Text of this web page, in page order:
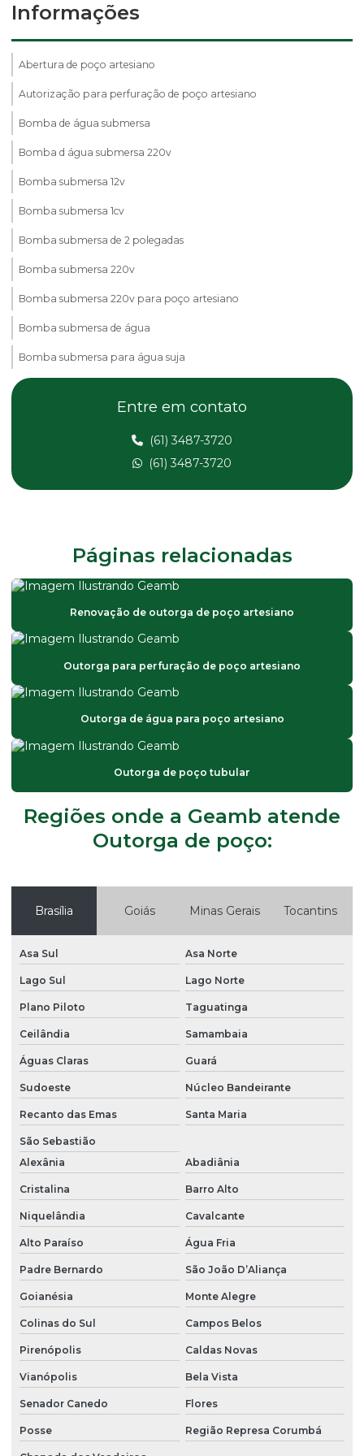
Informações
Abertura de poço artesiano
Autorização para perfuração de poço artesiano
Bomba de água submersa
Bomba d água submersa 220v
Bomba submersa 12v
Bomba submersa 1cv
Bomba submersa de 2 polegadas
Bomba submersa 220v
Bomba submersa 220v para poço artesiano
Bomba submersa de água
Bomba submersa para água suja
Bomba submersa alta vazão
Bomba submersa anauger
Bomba submersa com boia
Bomba submersa industrial
Bomba submersa para lago
Bomba submersa manutenção
Bomba submersa para poço
Bomba submersa para poço semi artesiano
Construção de poço artesiano
Custo de perfuração de poço semi artesiano
Distribuidores de bomba submersa
Empresa especializada em perfuração de poços artesianos
Empresa manutenção poço artesiano
Empresa de poços artesianos
Empresa que abre poço artesiano
Empresa que cava poço artesiano
Empresa que faz poço artesiano
Empresa que fura poço artesiano
Instalação bomba de água
Instalação bomba caneta
Instalação bomba poço artesiano
Instalação bomba pressurizadora
Instalação bomba sapo
Instalação de bomba submersa
Instalação de caixa d água
Instalação de caixa d água residencial
Licença ambiental poço artesiano
Entre em contato
(61) 3487-3720
(61) 3487-3720
Páginas relacionadas
Renovação de outorga de poço artesiano
Outorga para perfuração de poço artesiano
Outorga de água para poço artesiano
Outorga de poço tubular
Regiões onde a Geamb atende
Outorga de poço:
Brasília Goiás Minas Gerais Tocantins
Asa Sul Asa Norte
Lago Sul Lago Norte
Plano Piloto Taguatinga
Ceilândia Samambaia
Águas Claras Guará
Sudoeste Núcleo Bandeirante
Recanto das Emas Santa Maria
São Sebastião
Alexânia
Abadiânia
Cristalina Barro Alto
Niquelândia Cavalcante
Alto Paraíso Água Fria
Padre Bernardo São João D’Aliança
Goianésia Monte Alegre
Colinas do Sul Campos Belos
Pirenópolis Caldas Novas
Vianópolis Bela Vista
Senador Canedo Flores
Posse Região Represa Corumbá